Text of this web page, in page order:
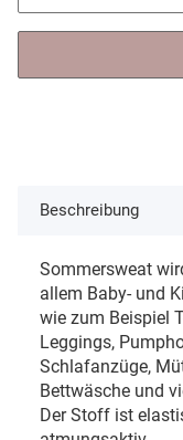
Beschreibung
Sommersweat
allem Baby- und
wie zum Beispiel
Leggings,
Schlafanzüge,
Bettwäsche und
Der Stoff ist